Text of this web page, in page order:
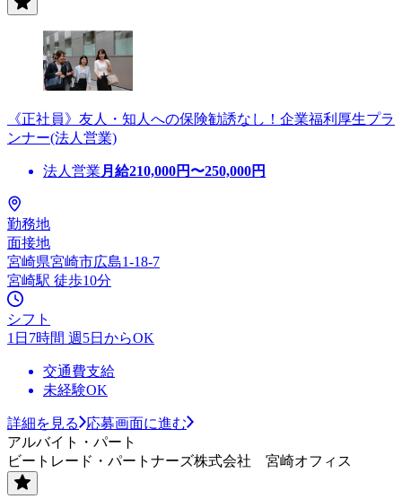
《正社員》友人・知人への保険勧誘なし！企業福利厚生プラ
ンナー(法人営業)
法人営業 月給210,000円〜250,000円
勤務地
面接地
宮崎県宮崎市広島1-18-7
宮崎駅 徒歩10分
シフト
1日7時間 週5日からOK
交通費支給
未経験OK
詳細を見る
応募画面に進む
アルバイト・パート
ビートレード・パートナーズ株式会社 宮崎オフィス